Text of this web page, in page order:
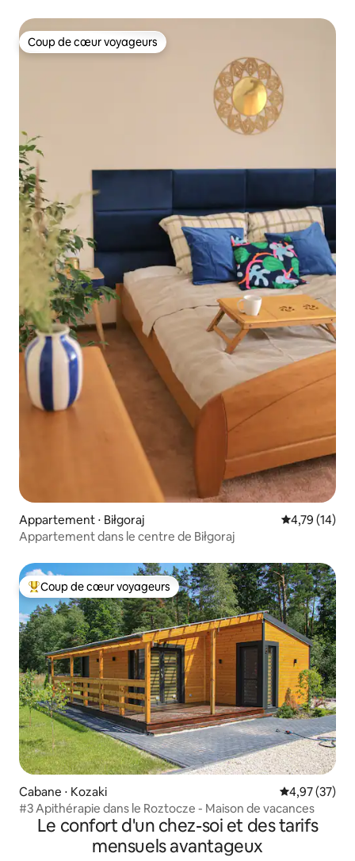
Coup de cœur voyageurs
Coup de cœur voyageurs
Appartement ⋅ Biłgoraj Évaluation
4,79 (14)
Appartement dans le centre de Biłgoraj
Coups de cœur voyageurs les plus appréciés
Coup de cœur voyageurs
Cabane ⋅ Kozaki Évaluation
4,97 (37)
#3 Apithérapie dans le Roztocze - Maison de vacances
Le confort d'un chez-soi et des tarifs
mensuels avantageux